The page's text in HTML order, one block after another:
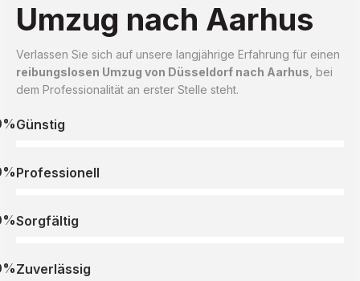
Umzug nach Aarhus
Verlassen Sie sich auf unsere langjährige Erfahrung für einen
reibungslosen Umzug von Düsseldorf nach Aarhus , bei
dem Professionalität an erster Stelle steht.
Günstig
Professionell
Sorgfältig
Zuverlässig